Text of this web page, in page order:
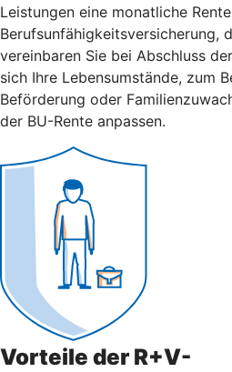
Leistungen eine monatliche
Berufsunfähigkeitsversicherung,
vereinbaren Sie bei Abschluss
sich Ihre Lebensumstände, zum
Beförderung oder
der BU-Rente anpassen.
Vorteile der R+V-